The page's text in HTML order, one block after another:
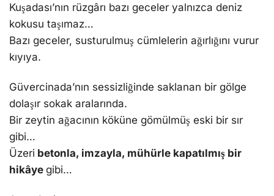
Kuşadası’nın rüzgârı bazı geceler yalnızca deniz
kokusu taşımaz…
Bazı geceler, susturulmuş cümlelerin ağırlığını vurur
kıyıya.
Güvercinada’nın sessizliğinde saklanan bir gölge
dolaşır sokak aralarında.
Bir zeytin ağacının köküne gömülmüş eski bir sır
gibi…
Üzeri betonla, imzayla, mühürle kapatılmış bir
hikâye gibi…